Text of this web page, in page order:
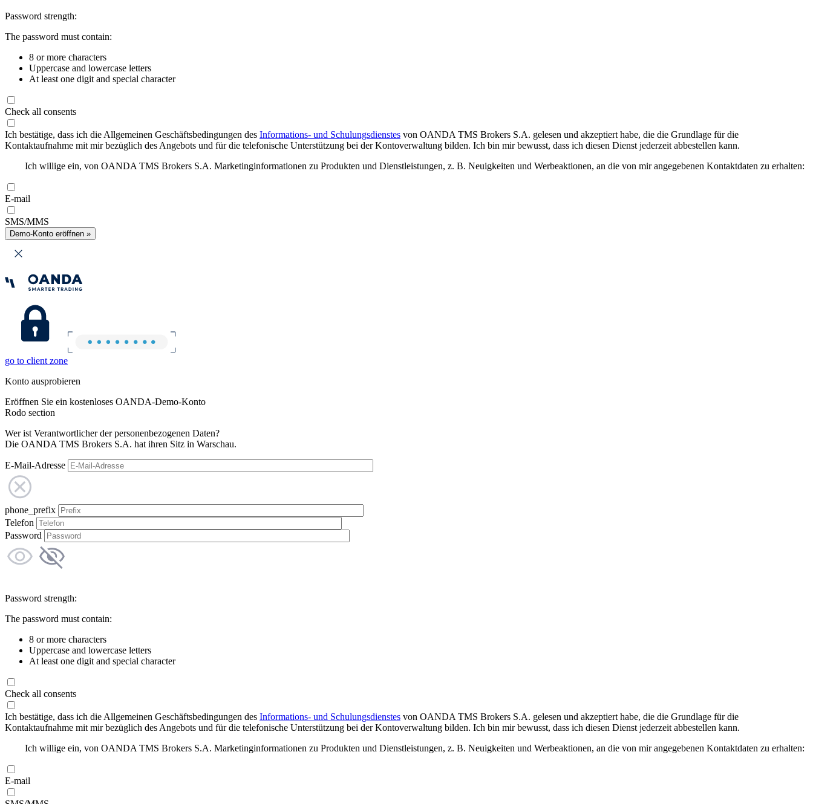
Password strength:
The password must contain:
8 or more characters
Uppercase and lowercase letters
At least one digit and special character
Check all consents
Ich bestätige, dass ich die Allgemeinen Geschäftsbedingungen des Informations- und Schulungsdienstes von OANDA TMS Brokers S.A. gelesen und akzeptiert habe, die die Grundlage für die
Kontaktaufnahme mit mir bezüglich des Angebots und für die telefonische Unterstützung bei der Kontoverwaltung bilden. Ich bin mir bewusst, dass ich diesen Dienst jederzeit abbestellen kann.
Ich willige ein, von OANDA TMS Brokers S.A. Marketinginformationen zu Produkten und Dienstleistungen, z. B. Neuigkeiten und Werbeaktionen, an die von mir angegebenen Kontaktdaten zu erhalten:
E-mail
SMS/MMS
Demo-Konto eröffnen »
go to client zone
Konto ausprobieren
Eröffnen Sie ein kostenloses OANDA-Demo-Konto
Rodo section
Wer ist Verantwortlicher der personenbezogenen Daten?
Die OANDA TMS Brokers S.A. hat ihren Sitz in Warschau.
E-Mail-Adresse
phone_prefix
Telefon
Password
Password strength:
The password must contain:
8 or more characters
Uppercase and lowercase letters
At least one digit and special character
Check all consents
Ich bestätige, dass ich die Allgemeinen Geschäftsbedingungen des Informations- und Schulungsdienstes von OANDA TMS Brokers S.A. gelesen und akzeptiert habe, die die Grundlage für die
Kontaktaufnahme mit mir bezüglich des Angebots und für die telefonische Unterstützung bei der Kontoverwaltung bilden. Ich bin mir bewusst, dass ich diesen Dienst jederzeit abbestellen kann.
Ich willige ein, von OANDA TMS Brokers S.A. Marketinginformationen zu Produkten und Dienstleistungen, z. B. Neuigkeiten und Werbeaktionen, an die von mir angegebenen Kontaktdaten zu erhalten:
E-mail